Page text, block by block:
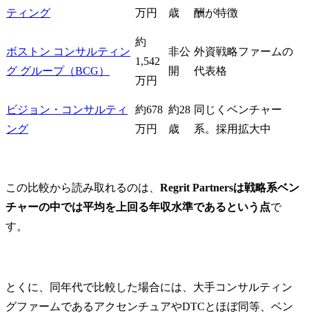
ティング
万円
歳
酬が特徴
ボストン コンサルティン
グ グループ（BCG）
約
1,542
万円
非公
開
外資戦略ファームの
代表格
ビジョン・コンサルティ
ング
約678
万円
約28
歳
同じくベンチャー
系。採用拡大中
この比較から読み取れるのは、 Regrit Partnersは戦略系ベン
チャーの中では平均を上回る年収水準であるという点で
す。
とくに、同年代で比較した場合には、大手コンサルティン
グファームであるアクセンチュアやDTCとほぼ同等、ベン